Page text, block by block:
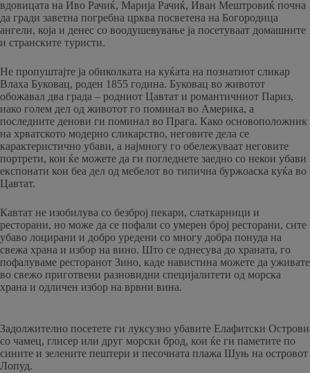
вдовицата на Иво Рачиќ, Марија Рачиќ, Иван Мештровиќ почна
да гради заветна погребна црква посветена на Богородица
ангели, која и денес со воодушевување ја посетуваат домашните
и странските туристи.
Не пропуштајте ја обиколката на куќата на познатиот сликар
Влаха Буковац, роден 1855 година. Буковац во животот
обожавал два града – родниот Цавтат и романтичниот Париз,
иако голем дел од животот го поминал во Америка, а
последните денови ги поминал во Прага. Како основоположник
на хрватското модерно сликарство, неговите дела се
карактеристично убави, а најмногу го обележуваат неговите
портрети, кои ќе можете да ги погледнете заедно со некои убави
експонати кои беа дел од мебелот во типична буржоаска куќа во
Цавтат.
Кавтат не изобилува со безброј пекари, слаткарници и
ресторани, но може да се пофали со умерен број ресторани, сите
убаво лоцирани и добро уредени со многу добра понуда на
свежа храна и избор на вино. Што се однесува до храната, го
пофалуваме ресторанот Зино, каде навистина можете да уживате
во свежо приготвени разновидни специјалитети од морска
храна и одличен избор на врвни вина.
Задолжително посетете ги луксузно убавите Елафитски Острови
со чамец, глисер или друг морски брод, кои ќе ги паметите по
сините и зелените пештери и песочната плажа Шуњ на островот
Лопуд.